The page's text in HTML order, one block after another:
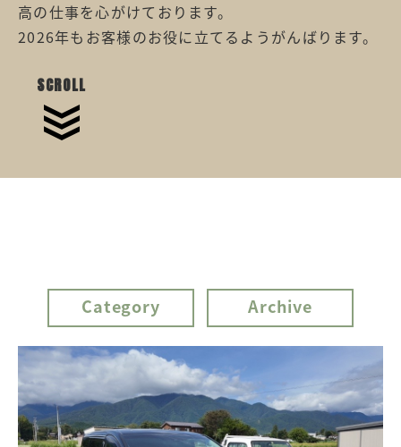
高の仕事を心がけております。
2026年もお客様のお役に立てるようがんばります。
SCROLL
Category Archive